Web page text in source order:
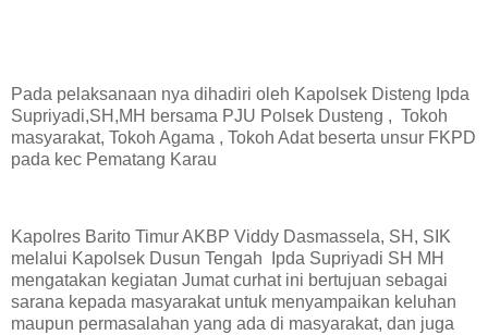
Pada pelaksanaan nya dihadiri oleh Kapolsek Disteng Ipda
Supriyadi,SH,MH bersama PJU Polsek Dusteng , Tokoh
masyarakat, Tokoh Agama , Tokoh Adat beserta unsur FKPD
pada kec Pematang Karau
Kapolres Barito Timur AKBP Viddy Dasmassela, SH, SIK
melalui Kapolsek Dusun Tengah Ipda Supriyadi SH MH
mengatakan kegiatan Jumat curhat ini bertujuan sebagai
sarana kepada masyarakat untuk menyampaikan keluhan
maupun permasalahan yang ada di masyarakat, dan juga